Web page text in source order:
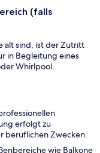
(falls
alt sind, ist der Zutritt
in Begleitung eines
Whirlpool.
erfolgt zu
beruflichen Zwecken.
wie Balkone